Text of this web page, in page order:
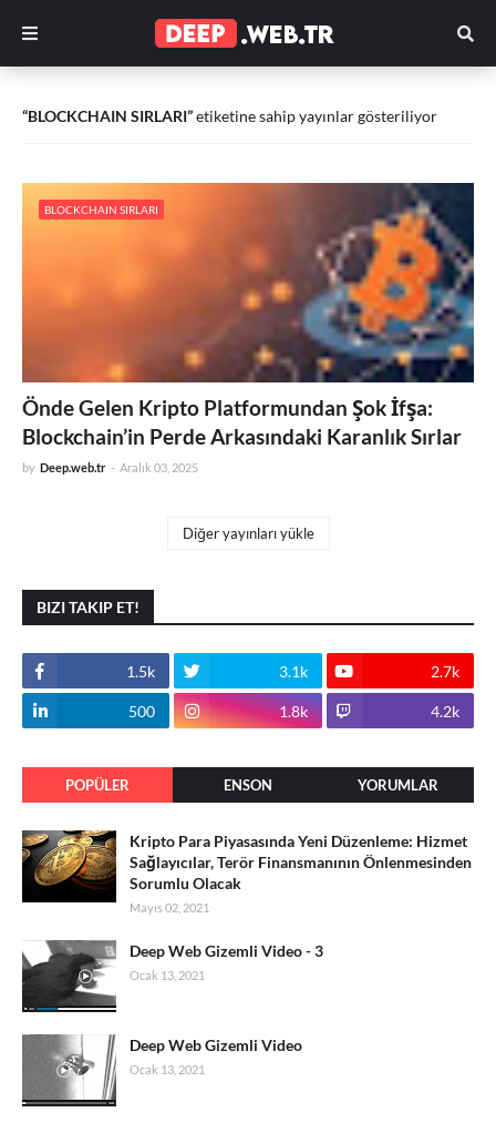
BLOCKCHAIN SIRLARI etiketine sahip yayınlar gösteriliyor
BLOCKCHAIN SIRLARI
Önde Gelen Kripto Platformundan Şok İfşa:
Blockchain’in Perde Arkasındaki Karanlık Sırlar
by Deep.web.tr - Aralık 03, 2025
Diğer yayınları yükle
BIZI TAKIP ET!
1.5k 3.1k 2.7k
500 1.8k 4.2k
POPÜLER ENSON YORUMLAR
Kripto Para Piyasasında Yeni Düzenleme: Hizmet
Sağlayıcılar, Terör Finansmanının Önlenmesinden
Sorumlu Olacak
Mayıs 02, 2021
Deep Web Gizemli Video - 3
Ocak 13, 2021
Deep Web Gizemli Video
Ocak 13, 2021